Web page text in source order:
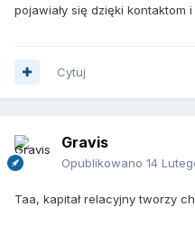
pojawiały się dzięki kontaktom
Cytuj
Gravis
Opublikowano 14
Taa, kapitał relacyjny tworzy